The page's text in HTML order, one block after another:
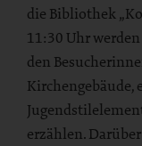
die Bibliothek
11:30 Uhr
den
Kirchengebäude,
erzählen.